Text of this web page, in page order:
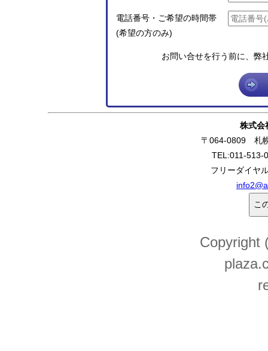
電話番号・ご希望の時間帯
(希望の方のみ)
お問い合せを行う前に、弊
株式会
〒064-0809 札
TEL:011-
フリーダイヤ
Copyright